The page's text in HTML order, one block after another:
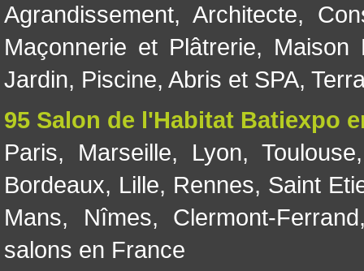
Agrandissement, Architecte,
Maçonnerie et Plâtrerie, Maison
Jardin, Piscine, Abris et SPA,
95 Salon de l'Habitat Batiexpo
Paris, Marseille, Lyon, Toulouse
Bordeaux, Lille, Rennes, Saint
Mans, Nîmes, Clermont-Ferrand
salons en France